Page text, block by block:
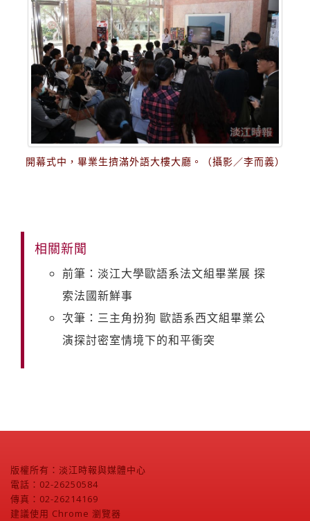
開幕式中，畢業生擠滿外語大樓大廳。（攝影／李而義）
相關新聞
前筆：淡江大學歐語系法文組畢業展 探
索法國新鮮事
次筆：三主角扮狗 歐語系西文組畢業公
演探討密室情境下的和平衝突
版權所有：淡江時報與媒體中心
電話：02-26250584
傳真：02-26214169
建議使用 Chrome 瀏覽器